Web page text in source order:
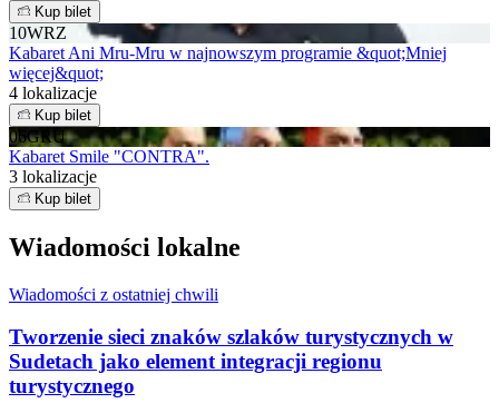
Kup bilet
10WRZ
Kabaret Ani Mru-Mru w najnowszym programie &quot;Mniej
więcej&quot;
4 lokalizacje
Kup bilet
06GRU
Kabaret Smile "CONTRA".
3 lokalizacje
Kup bilet
Wiadomości lokalne
Wiadomości z ostatniej chwili
Tworzenie sieci znaków szlaków turystycznych w
Sudetach jako element integracji regionu
turystycznego